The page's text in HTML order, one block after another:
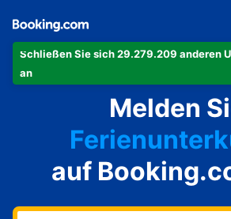
Schließen Sie sich 29.279.209 anderen
an
Melden
Ihre
Ihr Hotel
Ihre
Ihr Bed &
auf